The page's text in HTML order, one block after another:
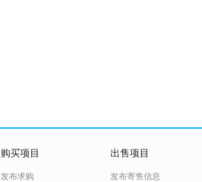
购买项目
发布求购
出售项目
发布寄售信息